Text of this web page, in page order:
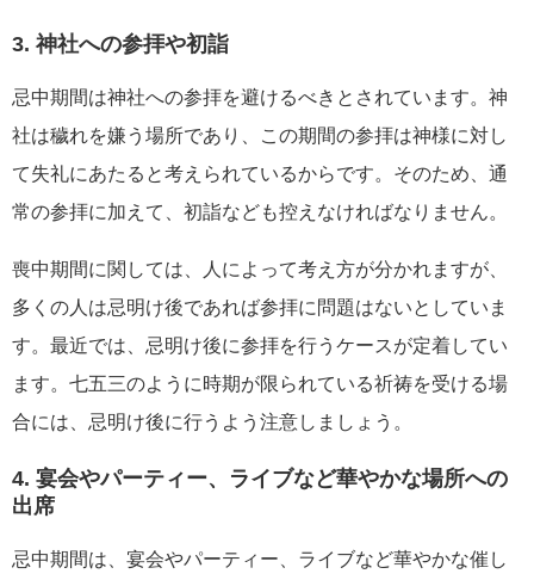
3. 神社への参拝や初詣
忌中期間は神社への参拝を避けるべきとされています。神
社は穢れを嫌う場所であり、この期間の参拝は神様に対し
て失礼にあたると考えられているからです。そのため、通
常の参拝に加えて、初詣なども控えなければなりません。
喪中期間に関しては、人によって考え方が分かれますが、
多くの人は忌明け後であれば参拝に問題はないとしていま
す。最近では、忌明け後に参拝を行うケースが定着してい
ます。七五三のように時期が限られている祈祷を受ける場
合には、忌明け後に行うよう注意しましょう。
4. 宴会やパーティー、ライブなど華やかな場所への
出席
忌中期間は、宴会やパーティー、ライブなど華やかな催し